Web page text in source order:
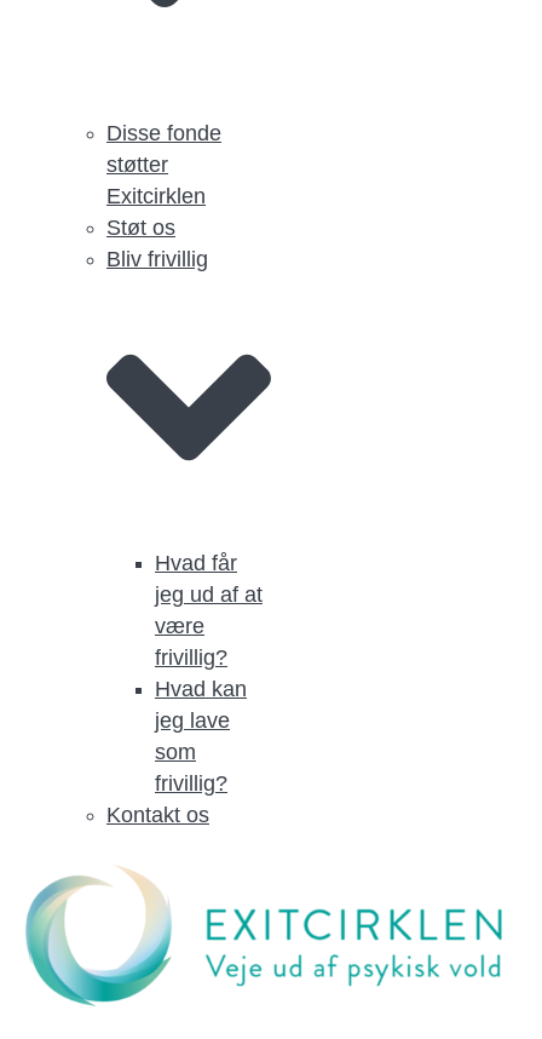
Disse fonde
støtter
Exitcirklen
Støt os
Bliv frivillig
Hvad får
jeg ud af at
være
frivillig?
Hvad kan
jeg lave
som
frivillig?
Kontakt os